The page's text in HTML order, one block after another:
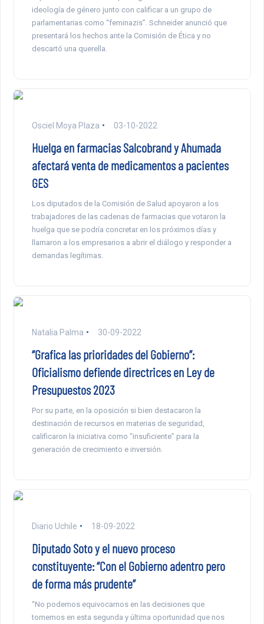
ideología de género junto con calificar a un grupo de
parlamentarias como “feminazis”. Schneider anunció que
presentará los hechos ante la Comisión de Ética y no
descartó una querella.
Osciel Moya Plaza 03-10-2022
Huelga en farmacias Salcobrand y Ahumada
afectará venta de medicamentos a pacientes
GES
Los diputados de la Comisión de Salud apoyaron a los
trabajadores de las cadenas de farmacias que votaron la
huelga que se podría concretar en los próximos días y
llamaron a los empresarios a abrir el diálogo y responder a
demandas legítimas.
Natalia Palma 30-09-2022
“Grafica las prioridades del Gobierno”:
Oficialismo defiende directrices en Ley de
Presupuestos 2023
Por su parte, en la oposición si bien destacaron la
destinación de recursos en materias de seguridad,
calificaron la iniciativa como “insuficiente” para la
generación de crecimiento e inversión.
Diario Uchile 18-09-2022
Diputado Soto y el nuevo proceso
constituyente: “Con el Gobierno adentro pero
de forma más prudente”
“No podemos equivocarnos en las decisiones que
tomemos en esta segunda y última oportunidad que nos